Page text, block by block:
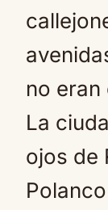
no eran
La
ojos de